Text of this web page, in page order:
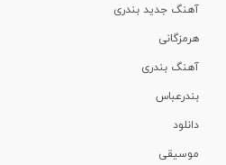
آهنگ جدید بندری
هرمزگانی
آهنگ بندری
بندرعباس
دانلود
موسیقی